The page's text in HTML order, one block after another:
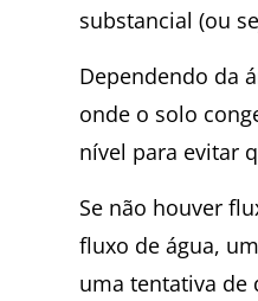
substancial (ou
Dependendo da
onde o solo
nível para evitar
Se não houver
fluxo de água,
uma tentativa de